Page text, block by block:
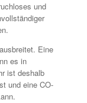
und
Eine
es in
ist deshalb
und eine CO-